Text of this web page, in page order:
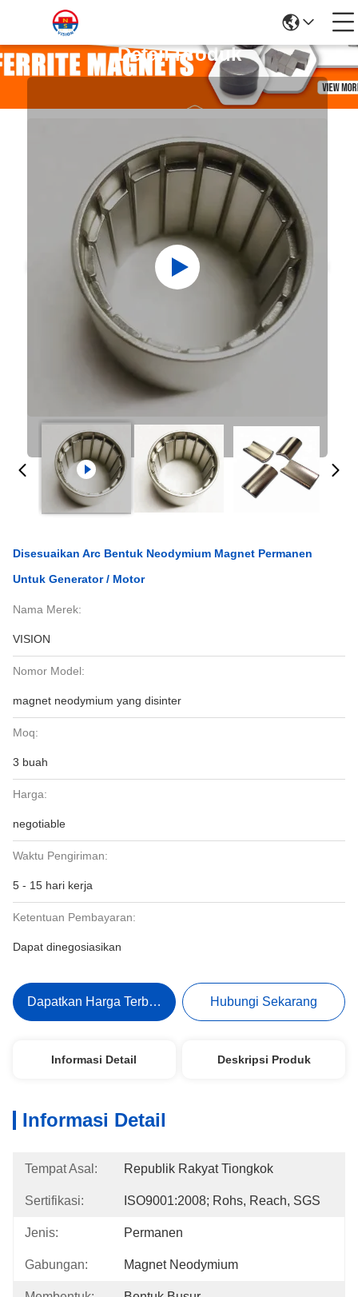
Detail Produk
Disesuaikan Arc Bentuk Neodymium Magnet Permanen
Untuk Generator / Motor
Nama Merek:
VISION
Nomor Model:
magnet neodymium yang disinter
Moq:
3 buah
Harga:
negotiable
Waktu Pengiriman:
5 - 15 hari kerja
Ketentuan Pembayaran:
Dapat dinegosiasikan
Dapatkan Harga Terbaik Hubungi Sekarang
Informasi Detail Deskripsi Produk
Informasi Detail
Tempat Asal: Republik Rakyat Tiongkok
Sertifikasi: ISO9001:2008; Rohs, Reach, SGS
Jenis: Permanen
Gabungan: Magnet Neodymium